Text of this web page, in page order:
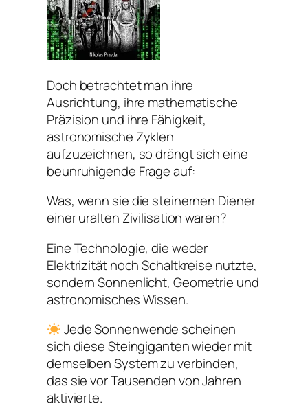
Doch betrachtet man ihre
Ausrichtung, ihre mathematische
Präzision und ihre Fähigkeit,
astronomische Zyklen
aufzuzeichnen, so drängt sich eine
beunruhigende Frage auf:
Was, wenn sie die steinernen Diener
einer uralten Zivilisation waren?
Eine Technologie, die weder
Elektrizität noch Schaltkreise nutzte,
sondern Sonnenlicht, Geometrie und
astronomisches Wissen.
Jede Sonnenwende scheinen
sich diese Steingiganten wieder mit
demselben System zu verbinden,
das sie vor Tausenden von Jahren
aktivierte.